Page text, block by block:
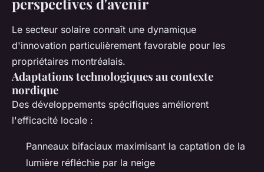
Le secteur solaire connaît une dynamique
d'innovation particulièrement favorable pour les
propriétaires montréalais.
Adaptations technologiques au contexte
nordique
Des développements spécifiques améliorent
l'efficacité locale :
Panneaux bifaciaux maximisant la captation de la
lumière réfléchie par la neige